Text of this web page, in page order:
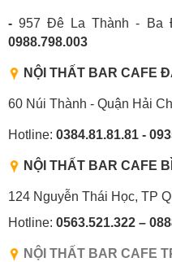
-957 Đê La Thành - Ba
0988.798.003
NỘI THẤT BAR CAFE
60 Núi Thành - Quận Hải
Hotline: 0384.81.81.81 -
NỘI THẤT BAR CAFE
124 Nguyễn Thái Học, TP
Hotline: 0563.521.322 –
NỘI THẤT BAR CAFE